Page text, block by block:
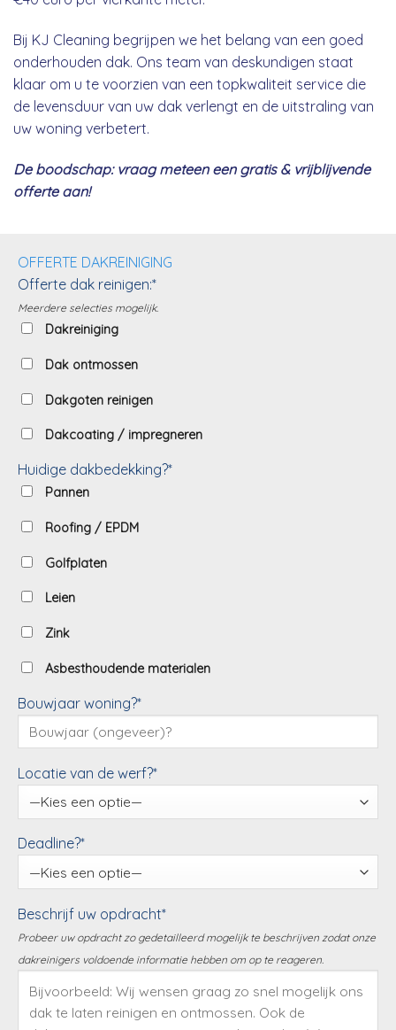
Bij KJ Cleaning begrijpen we het belang van een goed
onderhouden dak. Ons team van deskundigen staat
klaar om u te voorzien van een topkwaliteit service die
de levensduur van uw dak verlengt en de uitstraling van
uw woning verbetert.
De boodschap: vraag meteen een gratis & vrijblijvende
offerte aan!
OFFERTE DAKREINIGING
Offerte dak reinigen:*
Meerdere selecties mogelijk.
Dakreiniging
Dak ontmossen
Dakgoten reinigen
Dakcoating / impregneren
Huidige dakbedekking?*
Pannen
Roofing / EPDM
Golfplaten
Leien
Zink
Asbesthoudende materialen
Bouwjaar woning?*
Locatie van de werf?*
Deadline?*
Beschrijf uw opdracht*
Probeer uw opdracht zo gedetailleerd mogelijk te beschrijven zodat onze
dakreinigers voldoende informatie hebben om op te reageren.